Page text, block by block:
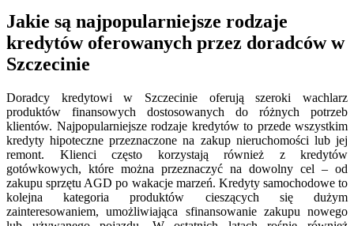
Jakie są najpopularniejsze rodzaje
kredytów oferowanych przez doradców w
Szczecinie
Doradcy kredytowi w Szczecinie oferują szeroki wachlarz
produktów finansowych dostosowanych do różnych potrzeb
klientów. Najpopularniejsze rodzaje kredytów to przede wszystkim
kredyty hipoteczne przeznaczone na zakup nieruchomości lub jej
remont. Klienci często korzystają również z kredytów
gotówkowych, które można przeznaczyć na dowolny cel – od
zakupu sprzętu AGD po wakacje marzeń. Kredyty samochodowe to
kolejna kategoria produktów cieszących się dużym
zainteresowaniem, umożliwiająca sfinansowanie zakupu nowego